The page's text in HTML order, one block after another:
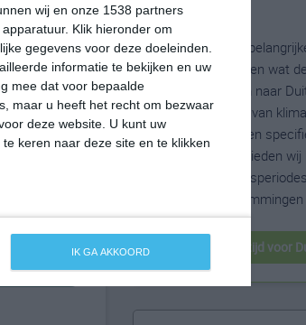
wij en onze 1538 partners
Klik hieronder om
gegevens voor deze doeleinden.
informatie te bekijken en uw
mee dat voor bepaalde
maar u heeft het recht om bezwaar
deze website. U kunt uw
keren naar deze site en te klikken
IK GA AKKOORD
16:00
16:00
NNW 1
Beste reistijd
Het weer is een
reizen. Wil je weten wat
maanden zijn om naar
reizen? Op basis van
weersextremen en
weerinformatie bieden
over de beste
duizenden
beste reistijd voor